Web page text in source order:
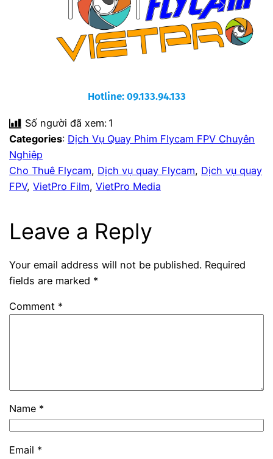
Hotline: 09.133.94.133
Số người đã xem: 1
Categories: Dịch Vụ Quay Phim Flycam FPV Chuyên
Nghiệp
Cho Thuê Flycam, Dịch vụ quay Flycam, Dịch vụ quay
FPV, VietPro Film, VietPro Media
Leave a Reply
Your email address will not be published. Required
fields are marked *
Comment *
Name *
Email *